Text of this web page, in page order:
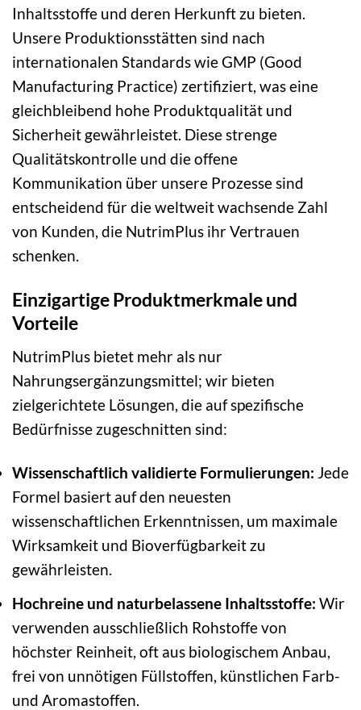
Inhaltsstoffe und deren Herkunft zu bieten.
Unsere Produktionsstätten sind nach
internationalen Standards wie GMP (Good
Manufacturing Practice) zertifiziert, was eine
gleichbleibend hohe Produktqualität und
Sicherheit gewährleistet. Diese strenge
Qualitätskontrolle und die offene
Kommunikation über unsere Prozesse sind
entscheidend für die weltweit wachsende Zahl
von Kunden, die NutrimPlus ihr Vertrauen
schenken.
Einzigartige Produktmerkmale und
Vorteile
NutrimPlus bietet mehr als nur
Nahrungsergänzungsmittel; wir bieten
zielgerichtete Lösungen, die auf spezifische
Bedürfnisse zugeschnitten sind:
Wissenschaftlich validierte Formulierungen: Jede
Formel basiert auf den neuesten
wissenschaftlichen Erkenntnissen, um maximale
Wirksamkeit und Bioverfügbarkeit zu
gewährleisten.
Hochreine und naturbelassene Inhaltsstoffe: Wir
verwenden ausschließlich Rohstoffe von
höchster Reinheit, oft aus biologischem Anbau,
frei von unnötigen Füllstoffen, künstlichen Farb-
und Aromastoffen.